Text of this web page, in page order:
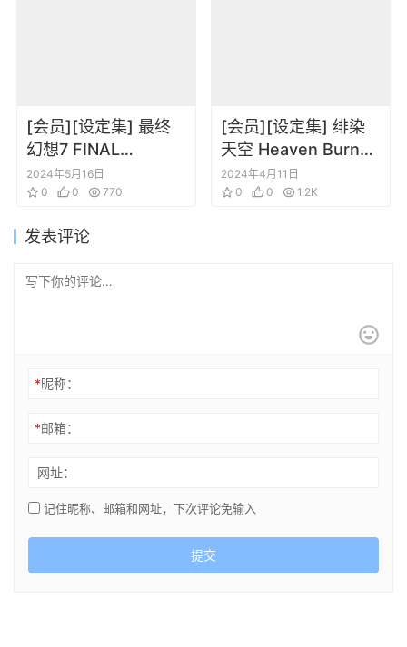
[会员][设定集] 最终
幻想7 FINAL
FANTASY VII
REBIRTH
2024年5月16日
0
0 770
[会员][设定集] 绯染
天空 Heaven Burns
Red Official Art
Works Vol.1
2024年4月11日
0
0 1.2K
发表评论
*昵称：
*邮箱：
网址：
记住昵称、邮箱和网址，下次评论免输入
提交